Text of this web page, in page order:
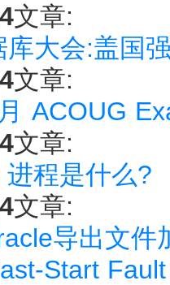
文章:
库大会:盖国
文章:
ACOUG
文章:
程是什么?
文章:
导出文件
Start